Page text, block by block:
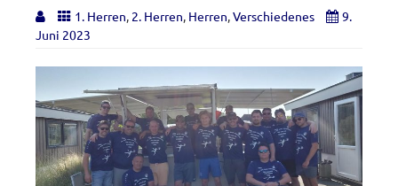
1. Herren, 2. Herren, Herren,Verschiedenes
9.
Juni 2023